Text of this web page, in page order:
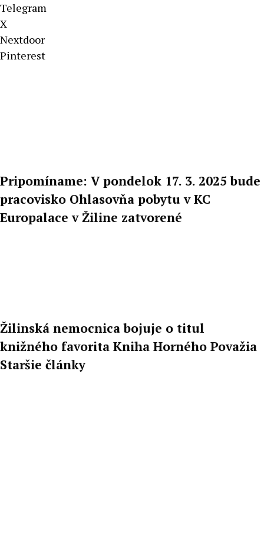
Telegram
X
Nextdoor
Pinterest
Pripomíname: V pondelok 17. 3. 2025 bude
pracovisko Ohlasovňa pobytu v KC
Europalace v Žiline zatvorené
Žilinská nemocnica bojuje o titul
knižného favorita Kniha Horného Považia
Staršie články